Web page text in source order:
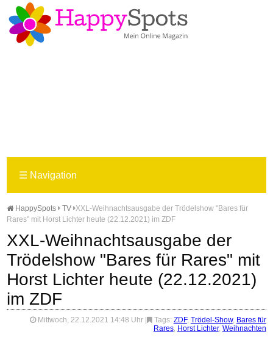
☰ Navigation
HappySpots TV XXL-Weihnachtsausgabe der Trödelshow "Bares für
Rares" mit Horst Lichter heute (22.12.2021) im ZDF
XXL-Weihnachtsausgabe der
Trödelshow "Bares für Rares" mit
Horst Lichter heute (22.12.2021)
im ZDF
Mittwoch, 22.12.2021 14:48 Uhr Tags: ZDF, Trödel-Show, Bares für
Rares, Horst Lichter, Weihnachten